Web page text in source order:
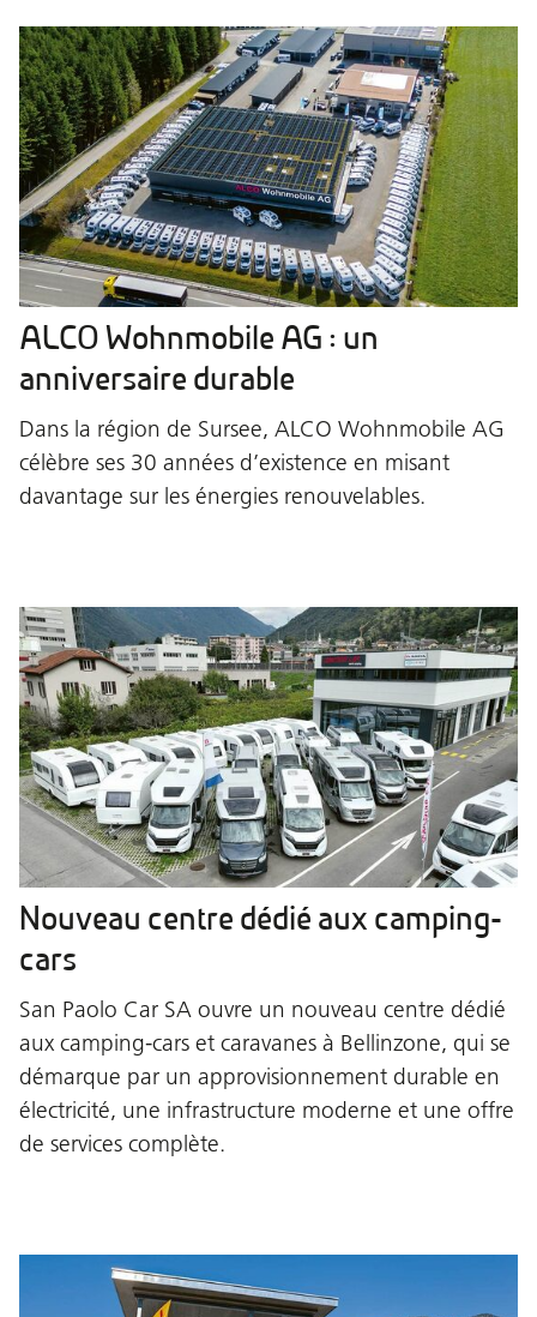
ALCO Wohnmobile AG : un
anniversaire durable
Dans la région de Sursee, ALCO Wohnmobile AG
célèbre ses 30 années d’existence en misant
davantage sur les énergies renouvelables.
Nouveau centre dédié aux camping-
cars
San Paolo Car SA ouvre un nouveau centre dédié
aux camping-cars et caravanes à Bellinzone, qui se
démarque par un approvisionnement durable en
électricité, une infrastructure moderne et une offre
de services complète.